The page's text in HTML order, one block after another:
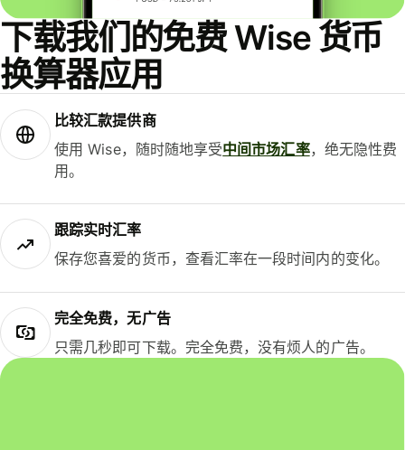
下载我们的免费 Wise 货币
换算器应用
比较汇款提供商
使用 Wise，随时随地享受中间市场汇率，绝无隐性费
用。
跟踪实时汇率
保存您喜爱的货币，查看汇率在一段时间内的变化。
完全免费，无广告
只需几秒即可下载。完全免费，没有烦人的广告。